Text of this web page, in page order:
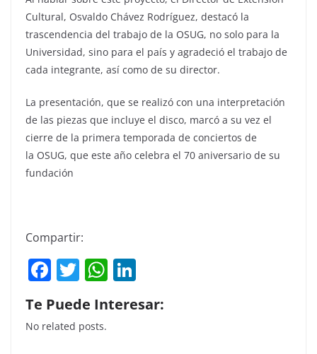
Cultural, Osvaldo Chávez Rodríguez, destacó la
trascendencia del trabajo de la OSUG, no solo para la
Universidad, sino para el país y agradeció el trabajo de
cada integrante, así como de su director.
La presentación, que se realizó con una interpretación
de las piezas que incluye el disco, marcó a su vez el
cierre de la primera temporada de conciertos de
la OSUG, que este año celebra el 70 aniversario de su
fundación
Compartir:
F
a
c
e
T
w
itt
er
W
h
at k
Te Puede Interesar:
No related posts.